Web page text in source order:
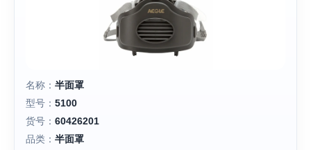
名称： 半面罩
型号： 5100
货号： 60426201
品类： 半面罩